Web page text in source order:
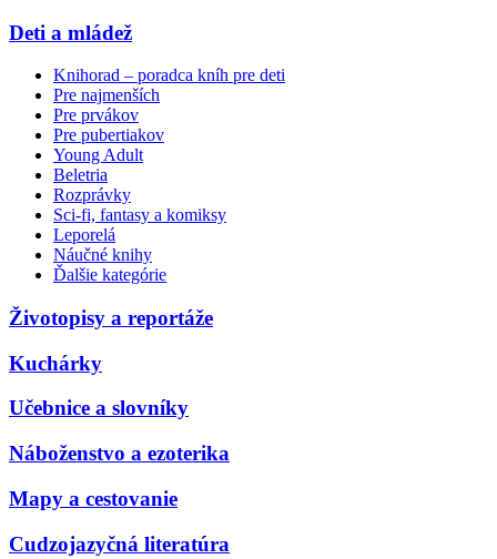
Deti a mládež
Knihorad – poradca kníh pre deti
Pre najmenších
Pre prvákov
Pre pubertiakov
Young Adult
Beletria
Rozprávky
Sci-fi, fantasy a komiksy
Leporelá
Náučné knihy
Ďalšie kategórie
Životopisy a reportáže
Kuchárky
Učebnice a slovníky
Náboženstvo a ezoterika
Mapy a cestovanie
Cudzojazyčná literatúra